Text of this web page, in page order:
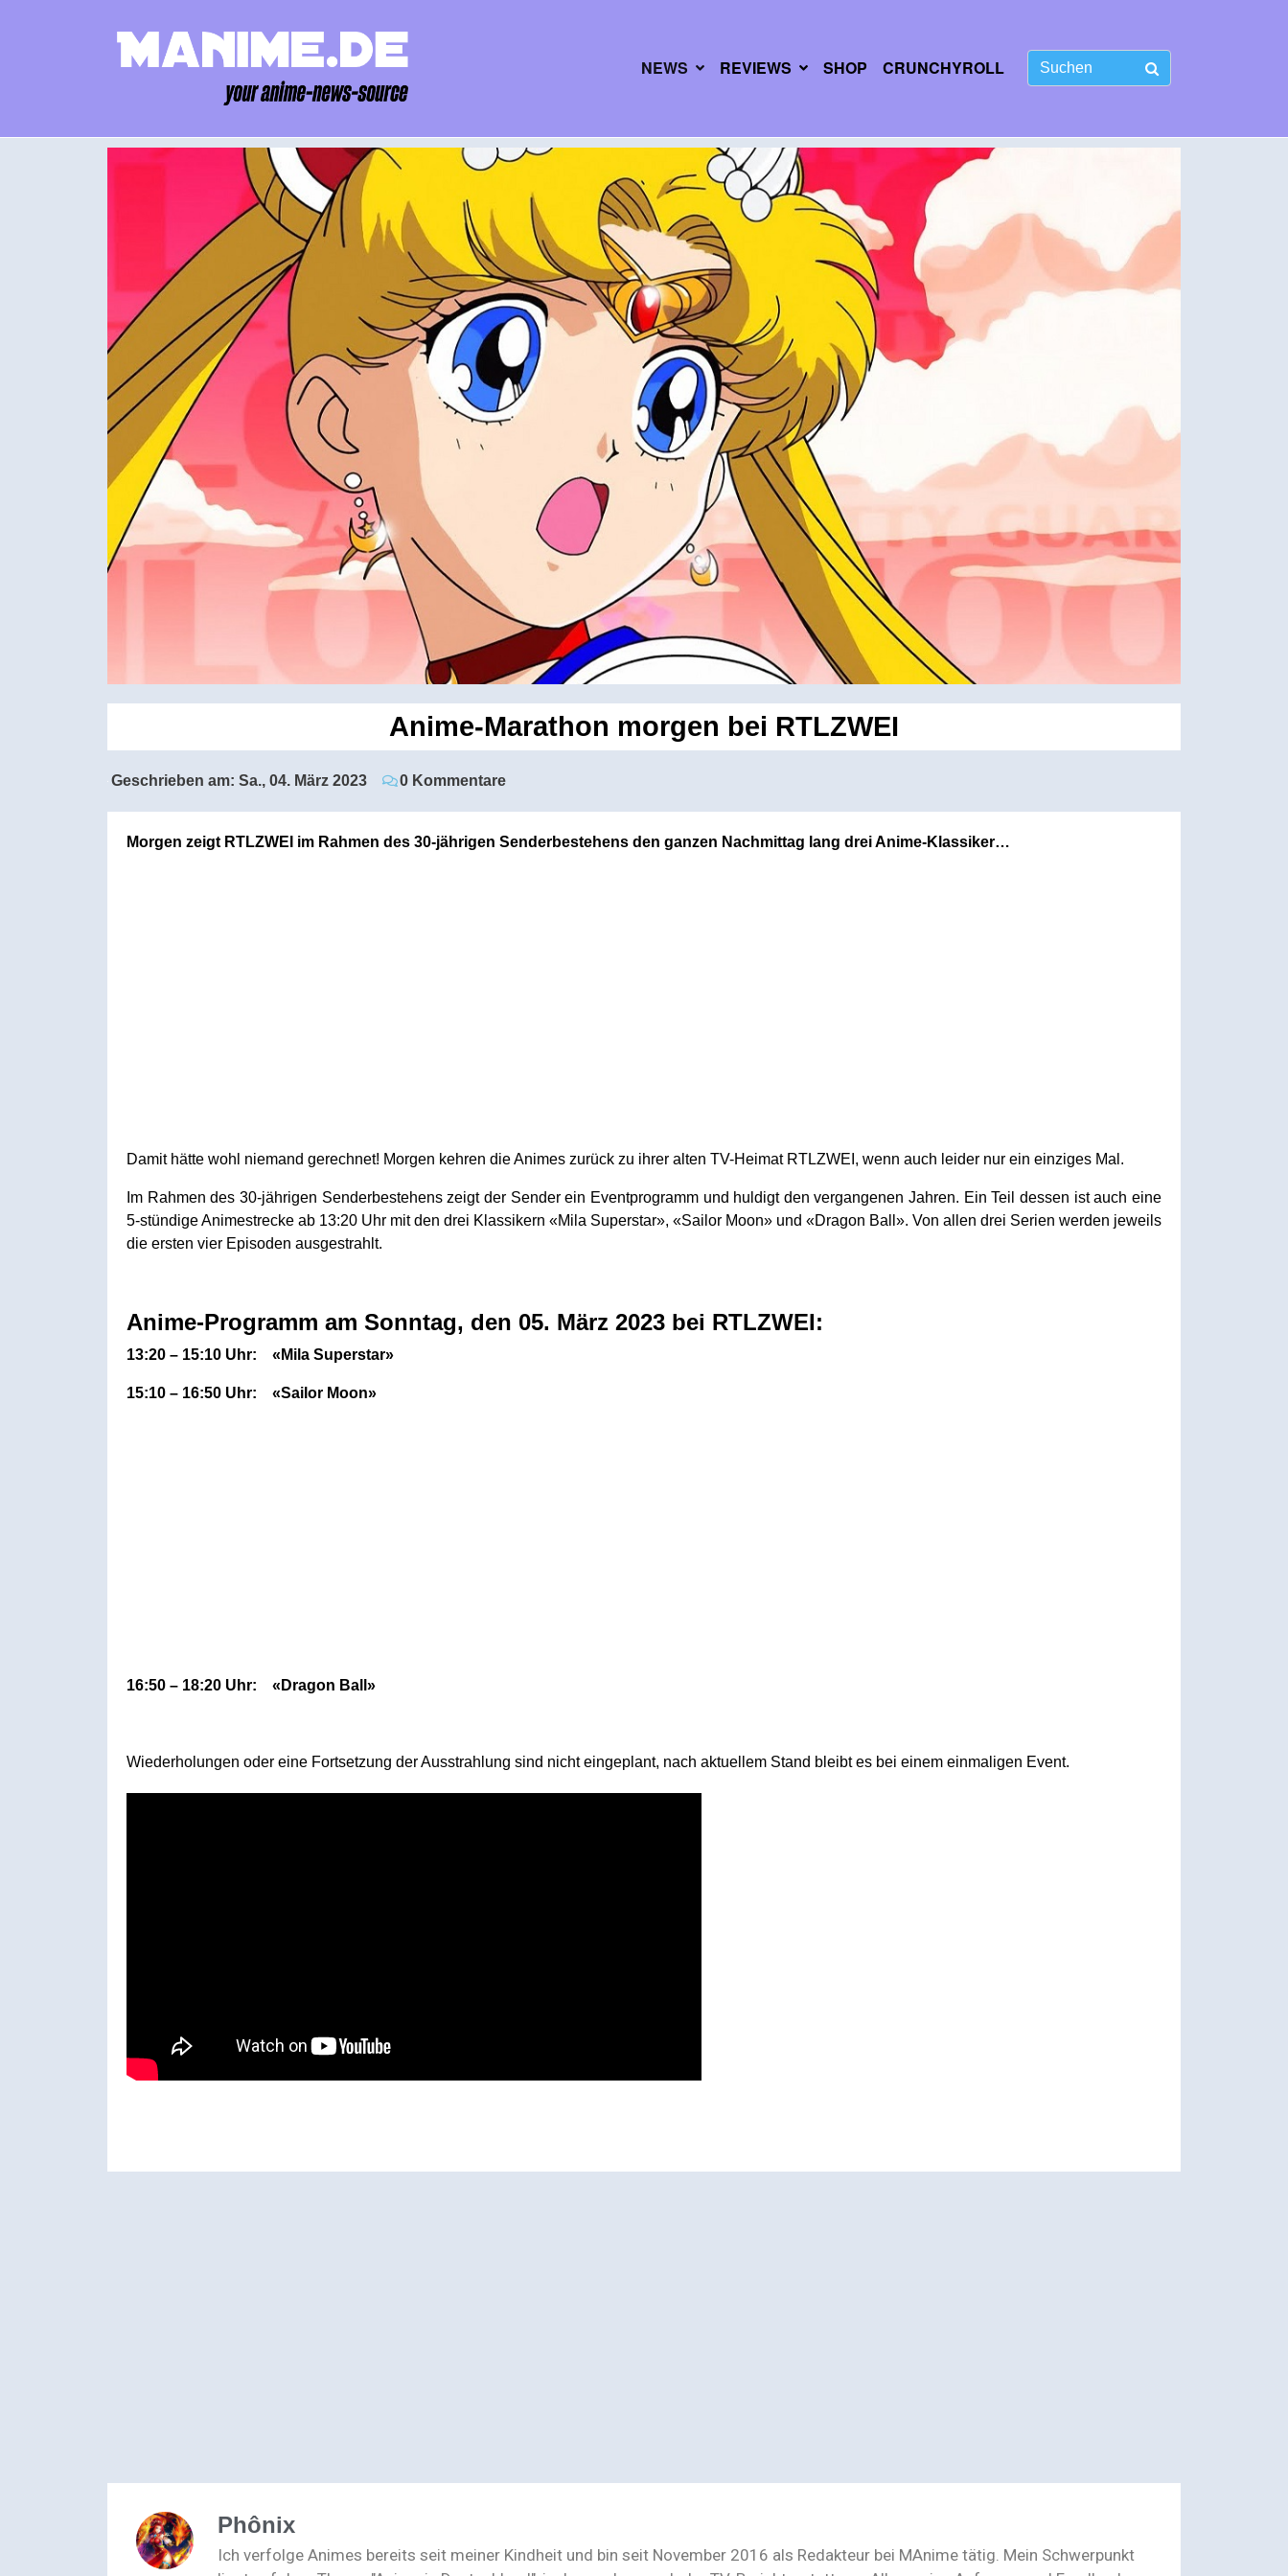
NEWS REVIEWS SHOP CRUNCHYROLL
Anime-Marathon morgen bei RTLZWEI
Geschrieben am: Sa., 04. März 2023 0 Kommentare
Morgen zeigt RTLZWEI im Rahmen des 30-jährigen Senderbestehens den ganzen Nachmittag lang drei Anime-Klassiker…
Damit hätte wohl niemand gerechnet! Morgen kehren die Animes zurück zu ihrer alten TV-Heimat RTLZWEI, wenn auch leider nur ein einziges Mal.
Im Rahmen des 30-jährigen Senderbestehens zeigt der Sender ein Eventprogramm und huldigt den vergangenen Jahren. Ein Teil dessen ist auch eine
5-stündige Animestrecke ab 13:20 Uhr mit den drei Klassikern «Mila Superstar», «Sailor Moon» und «Dragon Ball». Von allen drei Serien werden jeweils
die ersten vier Episoden ausgestrahlt.
Anime-Programm am Sonntag, den 05. März 2023 bei RTLZWEI:
13:20 – 15:10 Uhr: «Mila Superstar»
15:10 – 16:50 Uhr: «Sailor Moon»
16:50 – 18:20 Uhr: «Dragon Ball»
Wiederholungen oder eine Fortsetzung der Ausstrahlung sind nicht eingeplant, nach aktuellem Stand bleibt es bei einem einmaligen Event.
Phônix
Ich verfolge Animes bereits seit meiner Kindheit und bin seit November 2016 als Redakteur bei MAnime tätig. Mein Schwerpunkt